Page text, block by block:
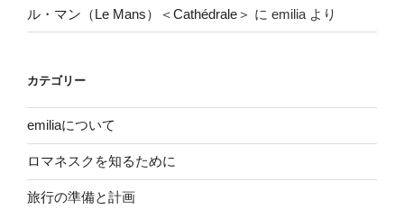
ル・マン（Le Mans）＜Cathédrale＞ に emilia より
カテゴリー
emiliaについて
ロマネスクを知るために
旅行の準備と計画